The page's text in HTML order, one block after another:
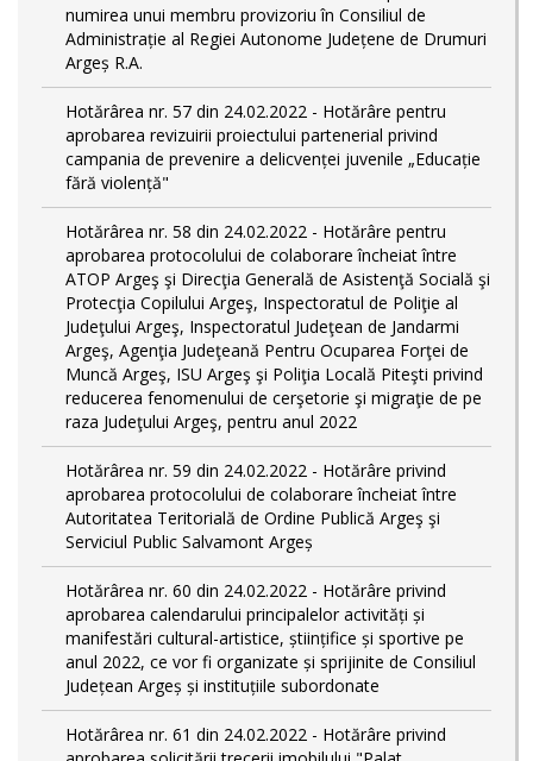
numirea unui membru provizoriu în Consiliul de
Administrație al Regiei Autonome Județene de Drumuri
Argeș R.A.
Hotărârea nr. 57 din 24.02.2022 - Hotărâre pentru
aprobarea revizuirii proiectului partenerial privind
campania de prevenire a delicvenței juvenile „Educație
fără violență"
Hotărârea nr. 58 din 24.02.2022 - Hotărâre pentru
aprobarea protocolului de colaborare încheiat între
ATOP Argeş şi Direcţia Generală de Asistenţă Socială şi
Protecţia Copilului Argeş, Inspectoratul de Poliţie al
Judeţului Argeş, Inspectoratul Judeţean de Jandarmi
Argeş, Agenţia Judeţeană Pentru Ocuparea Forţei de
Muncă Argeş, ISU Argeş şi Poliţia Locală Piteşti privind
reducerea fenomenului de cerşetorie şi migraţie de pe
raza Judeţului Argeş, pentru anul 2022
Hotărârea nr. 59 din 24.02.2022 - Hotărâre privind
aprobarea protocolului de colaborare încheiat între
Autoritatea Teritorială de Ordine Publică Argeş şi
Serviciul Public Salvamont Argeș
Hotărârea nr. 60 din 24.02.2022 - Hotărâre privind
aprobarea calendarului principalelor activități și
manifestări cultural-artistice, științifice și sportive pe
anul 2022, ce vor fi organizate și sprijinite de Consiliul
Județean Argeș și instituțiile subordonate
Hotărârea nr. 61 din 24.02.2022 - Hotărâre privind